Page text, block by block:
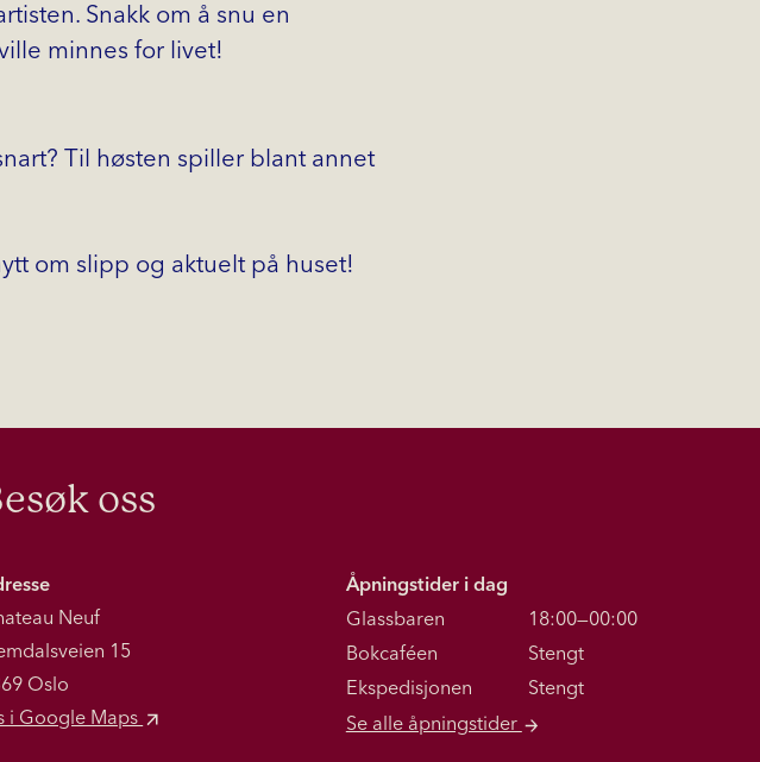
Snakk om å snu en
minnes for livet!
Til høsten spiller blant annet
om slipp og aktuelt på huset!
oss
Neuf
15
Oslo
i Google Maps
Åpningstider i dag
Glassbaren
18:00—00:00
Bokcaféen
Stengt
Ekspedisjonen
Stengt
Se alle åpningstider